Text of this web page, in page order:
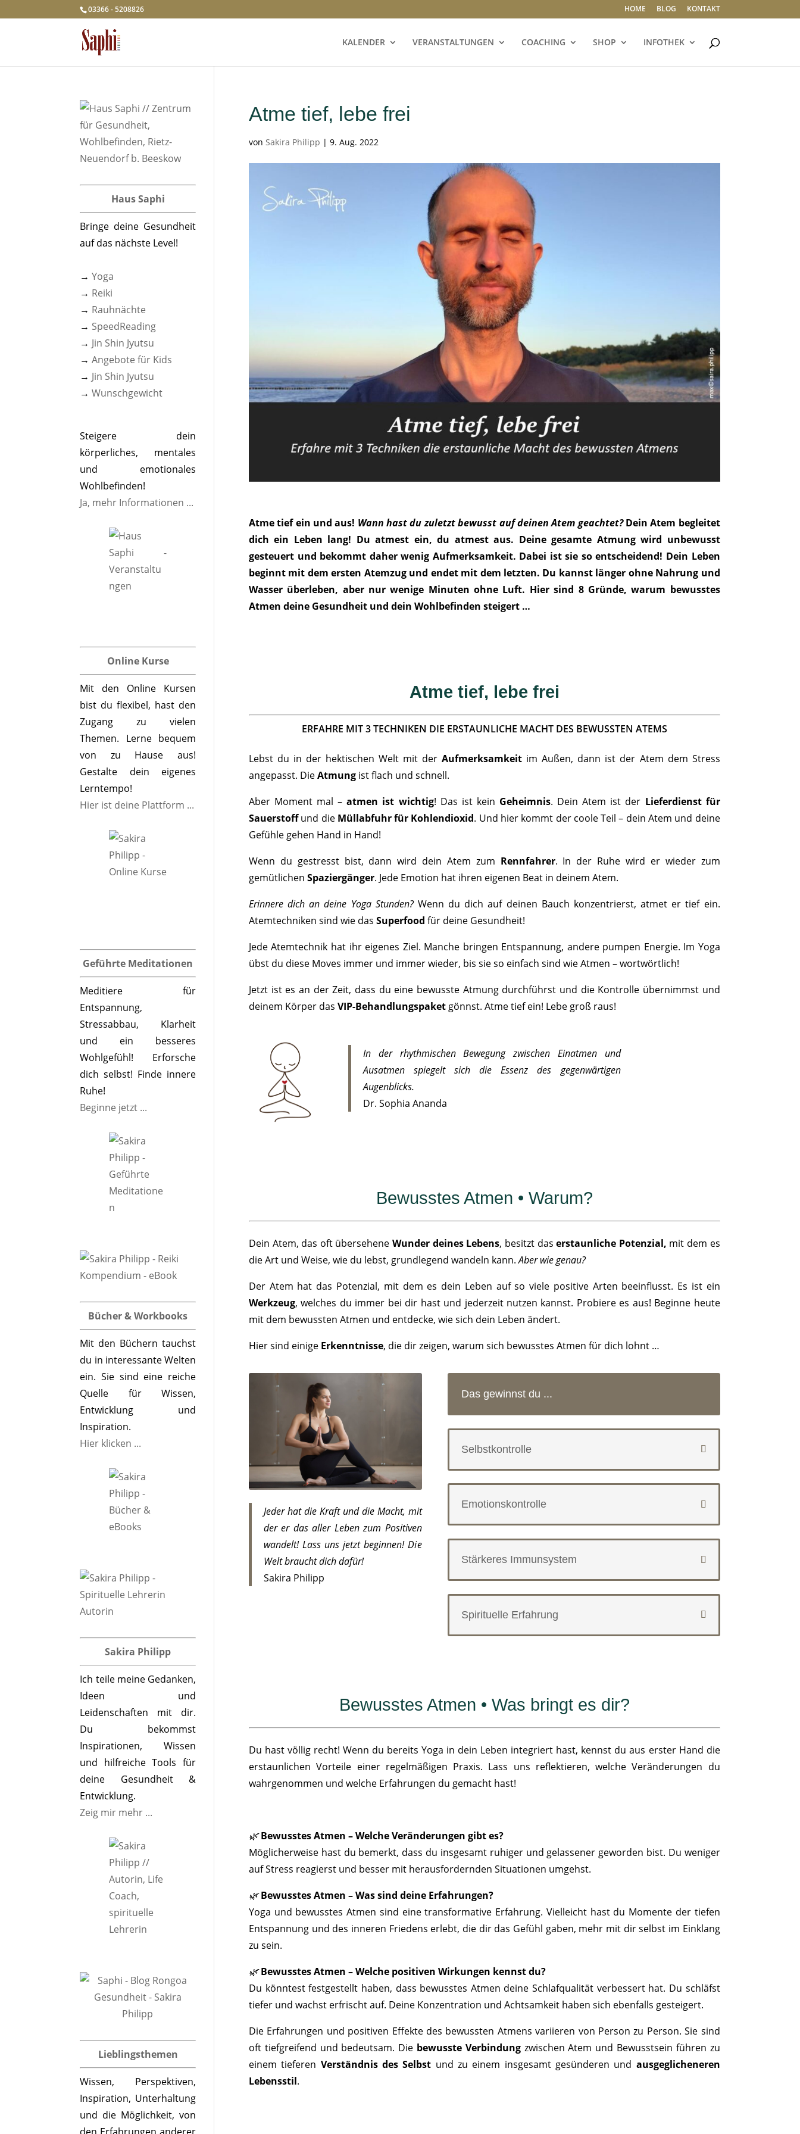
03366 - 5208826 HOME BLOG KONTAKT
KALENDER VERANSTALTUNGEN COACHING SHOP INFOTHEK
Atme tief, lebe frei
von Sakira Philipp | 9. Aug. 2022
Atme tief ein und aus! Wann hast du zuletzt bewusst auf deinen Atem geachtet?Dein Atem begleitet
dich ein Leben lang! Du atmest ein, du atmest aus. Deine gesamte Atmung wird unbewusst
gesteuert und bekommt daher wenig Aufmerksamkeit. Dabei ist sie so entscheidend! Dein Leben
beginnt mit dem ersten Atemzug und endet mit dem letzten. Du kannst länger ohne Nahrung und
Wasser überleben, aber nur wenige Minuten ohne Luft. Hier sind 8 Gründe, warum bewusstes
Atmen deine Gesundheit und dein Wohlbefinden steigert …
Atme tief, lebe frei
ERFAHRE MIT 3 TECHNIKEN DIE ERSTAUNLICHE MACHT DES BEWUSSTEN ATEMS
Lebst du in der hektischen Welt mit derAufmerksamkeit im Außen, dann ist der Atem dem Stress
angepasst. DieAtmungist flach und schnell.
Aber Moment mal –atmen ist wichtig! Das ist kein Geheimnis. Dein Atem ist der Lieferdienst für
Sauerstoffund die Müllabfuhr für Kohlendioxid. Und hier kommt der coole Teil – dein Atem und deine
Gefühle gehen Hand in Hand!
Wenn du gestresst bist, dann wird dein Atem zum Rennfahrer. In der Ruhe wird er wieder zum
gemütlichen Spaziergänger. Jede Emotion hat ihren eigenen Beat in deinem Atem.
Erinnere dich an deine Yoga Stunden?Wenn du dich auf deinen Bauch konzentrierst, atmet er tief ein.
Atemtechniken sind wie das Superfood für deine Gesundheit!
Jede Atemtechnik hat ihr eigenes Ziel. Manche bringen Entspannung, andere pumpen Energie. Im Yoga
übst du diese Moves immer und immer wieder, bis sie so einfach sind wie Atmen – wortwörtlich!
Jetzt ist es an der Zeit, dass du eine bewusste Atmung durchführst und die Kontrolle übernimmst und
deinem Körper das VIP-Behandlungspaketgönnst. Atme tief ein! Lebe groß raus!
In der rhythmischen Bewegung zwischen Einatmen und
Ausatmen spiegelt sich die Essenz des gegenwärtigen
Augenblicks.
Dr. Sophia Ananda
Bewusstes Atmen • Warum?
Dein Atem, das oft überseheneWunder deines Lebens, besitzt daserstaunliche Potenzial, mit dem es
die Art und Weise, wie du lebst, grundlegend wandeln kann.Aber wie genau?
Der Atem hat das Potenzial, mit dem es dein Leben auf so viele positive Arten beeinflusst. Es ist ein
Werkzeug, welches du immer bei dir hast und jederzeit nutzen kannst. Probiere es aus! Beginne heute
mit dem bewussten Atmen und entdecke, wie sich dein Leben ändert.
Hier sind einige Erkenntnisse, die dir zeigen, warum sich bewusstes Atmen für dich lohnt …
Jeder hat die Kraft und die Macht, mit
der er das aller Leben zum Positiven
wandelt! Lass uns jetzt beginnen! Die
Welt braucht dich dafür!
Sakira Philipp
Das gewinnst du ...
Selbstkontrolle
Emotionskontrolle
Stärkeres Immunsystem
Spirituelle Erfahrung
Bewusstes Atmen • Was bringt es dir?
Du hast völlig recht! Wenn du bereits Yoga in dein Leben integriert hast, kennst du aus erster Hand die
erstaunlichen Vorteile einer regelmäßigen Praxis. Lass uns reflektieren, welche Veränderungen du
wahrgenommen und welche Erfahrungen du gemacht hast!
🌿Bewusstes Atmen – Welche Veränderungen gibt es?
Möglicherweise hast du bemerkt, dass du insgesamt ruhiger und gelassener geworden bist. Du weniger
auf Stress reagierst und besser mit herausfordernden Situationen umgehst.
🌿Bewusstes Atmen – Was sind deine Erfahrungen?
Yoga und bewusstes Atmen sind eine transformative Erfahrung. Vielleicht hast du Momente der tiefen
Entspannung und des inneren Friedens erlebt, die dir das Gefühl gaben, mehr mit dir selbst im Einklang
zu sein.
🌿Bewusstes Atmen – Welche positiven Wirkungen kennst du?
Du könntest festgestellt haben, dass bewusstes Atmen deine Schlafqualität verbessert hat. Du schläfst
tiefer und wachst erfrischt auf. Deine Konzentration und Achtsamkeit haben sich ebenfalls gesteigert.
Die Erfahrungen und positiven Effekte des bewussten Atmens variieren von Person zu Person. Sie sind
oft tiefgreifend und bedeutsam. Die bewusste Verbindungzwischen Atem und Bewusstsein führen zu
einem tieferen Verständnis des Selbst und zu einem insgesamt gesünderen und ausgeglicheneren
Lebensstil.
Haus Saphi
Bringe deine Gesundheit
auf das nächste Level!
→Yoga
→ Reiki
→ Rauhnächte
→ SpeedReading
→ Jin Shin Jyutsu
→Angebote für Kids
→ Jin Shin Jyutsu
→Wunschgewicht
Steigere dein
körperliches, mentales
und emotionales
Wohlbefinden!
Ja, mehr Informationen ...
Online Kurse
Mit den Online Kursen
bist du flexibel, hast den
Zugang zu vielen
Themen. Lerne bequem
von zu Hause aus!
Gestalte dein eigenes
Lerntempo!
Hier ist deine Plattform ...
Geführte Meditationen
Meditiere für
Entspannung,
Stressabbau, Klarheit
und ein besseres
Wohlgefühl! Erforsche
dich selbst! Finde innere
Ruhe!
Beginne jetzt ...
Bücher & Workbooks
Mit den Büchern tauchst
du in interessante Welten
ein. Sie sind eine reiche
Quelle für Wissen,
Entwicklung und
Inspiration.
Hier klicken ...
Sakira Philipp
Ich teile meine Gedanken,
Ideen und
Leidenschaften mit dir.
Du bekommst
Inspirationen, Wissen
und hilfreiche Tools für
deine Gesundheit &
Entwicklung.
Zeig mir mehr ...
Lieblingsthemen
Wissen, Perspektiven,
Inspiration, Unterhaltung
und die Möglichkeit, von